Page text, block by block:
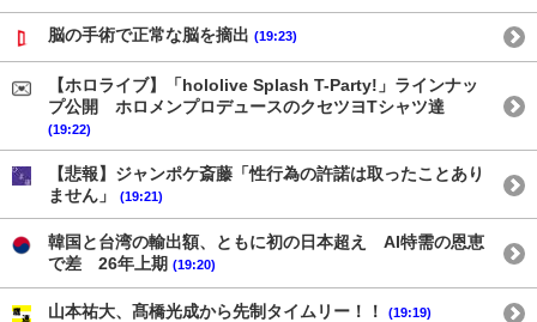
脳の手術で正常な脳を摘出 (19:23)
【ホロライブ】「hololive Splash T-Party!」ラインナッ
プ公開 ホロメンプロデュースのクセツヨTシャツ達
(19:22)
【悲報】ジャンポケ斎藤「性行為の許諾は取ったことあり
ません」
(19:21)
韓国と台湾の輸出額、ともに初の日本超え AI特需の恩恵
で差 26年上期 (19:20)
山本祐大、髙橋光成から先制タイムリー！！ (19:19)